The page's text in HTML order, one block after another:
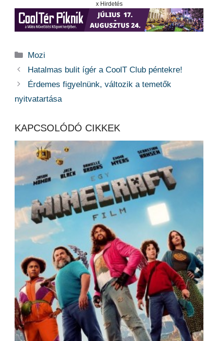
x Hirdetés
Kategória
Mozi
Hatalmas bulit ígér a CoolT Club péntekre!
Érdemes figyelnünk, változik a temetők
nyitvatartása
KAPCSOLÓDÓ CIKKEK